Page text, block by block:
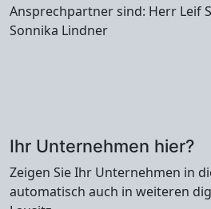
Ansprechpartner sind: Herr Leif
Sonnika Lindner
Ihr Unternehmen hier?
Zeigen Sie Ihr Unternehmen in
automatisch auch in weiteren